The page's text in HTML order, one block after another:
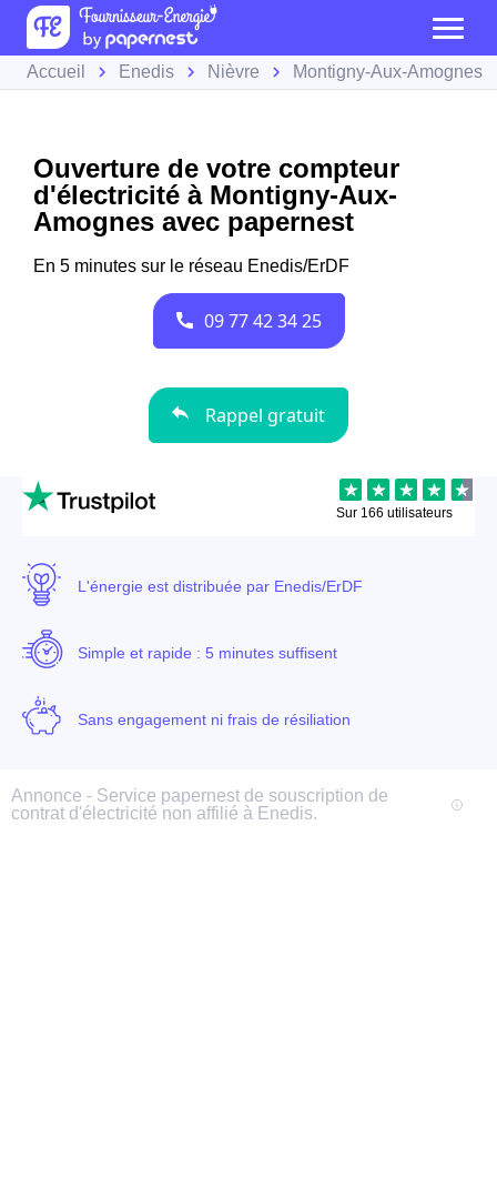
Accueil Enedis Nièvre Montigny-Aux-Amognes